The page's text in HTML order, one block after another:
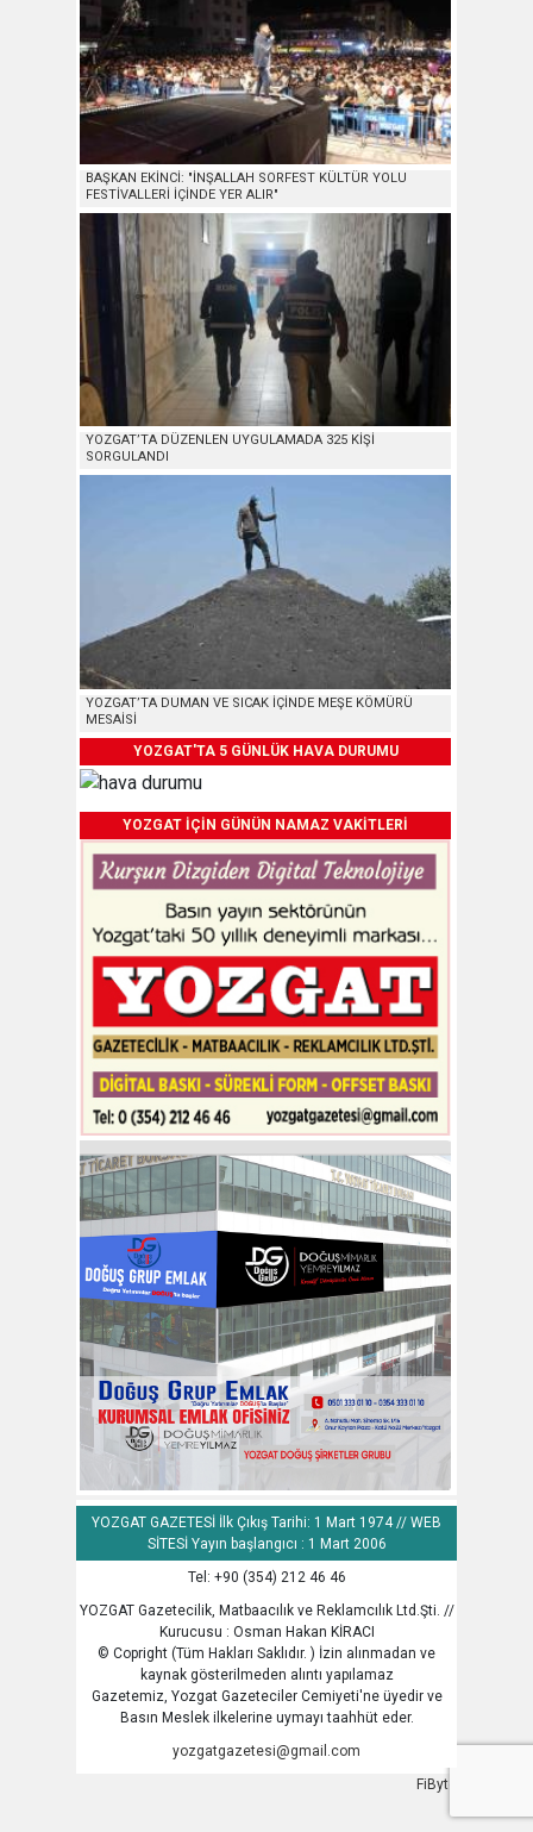
BAŞKAN EKİNCİ: "İNŞALLAH SORFEST KÜLTÜR YOLU
FESTİVALLERİ İÇİNDE YER ALIR"
YOZGAT’TA DÜZENLEN UYGULAMADA 325 KİŞİ
SORGULANDI
YOZGAT’TA DUMAN VE SICAK İÇİNDE MEŞE KÖMÜRÜ
MESAİSİ
YOZGAT'TA 5 GÜNLÜK HAVA DURUMU
YOZGAT İÇİN GÜNÜN NAMAZ VAKİTLERİ
YOZGAT GAZETESİ İlk Çıkış Tarihi: 1 Mart 1974 // WEB
SİTESİ Yayın başlangıcı : 1 Mart 2006
Tel: +90 (354) 212 46 46
YOZGAT Gazetecilik, Matbaacılık ve Reklamcılık Ltd.Şti. //
Kurucusu : Osman Hakan KİRACI
© Copright (Tüm Hakları Saklıdır. ) İzin alınmadan ve
kaynak gösterilmeden alıntı yapılamaz
Gazetemiz, Yozgat Gazeteciler Cemiyeti'ne üyedir ve
Basın Meslek ilkelerine uymayı taahhüt eder.
yozgatgazetesi@gmail.com
FiByte